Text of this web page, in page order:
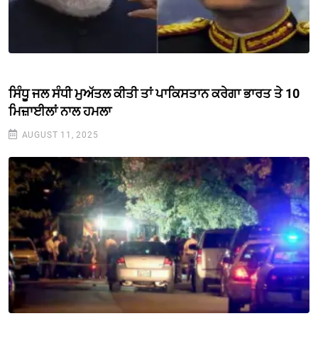
ਸਿੰਧੂ ਜਲ ਸੰਧੀ ਮੁਅੱਤਲ ਕੀਤੀ ਤਾਂ ਪਾਕਿਸਤਾਨ ਕਰੇਗਾ ਭਾਰਤ ਤੇ 10
ਮਿਜ਼ਾਈਲਾਂ ਨਾਲ ਹਮਲਾ
AUGUST 11, 2025